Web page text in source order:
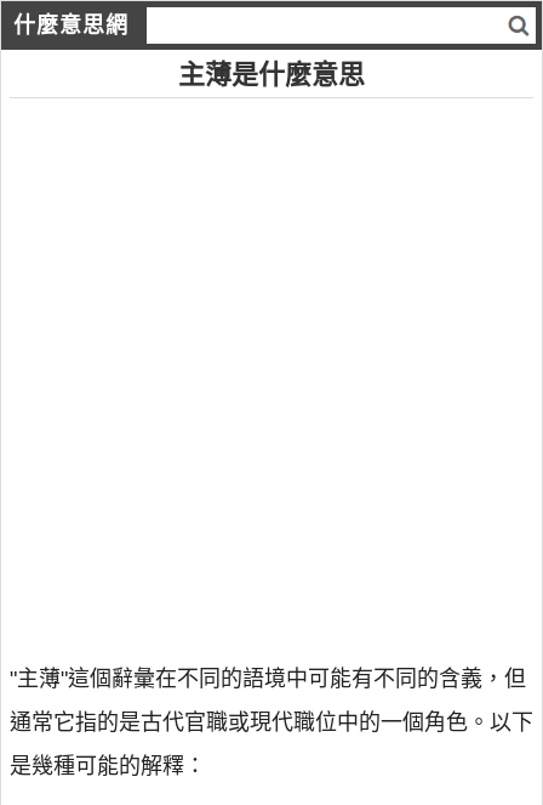
什麼意思網
主薄是什麼意思
"主薄"這個辭彙在不同的語境中可能有不同的含義，但
通常它指的是古代官職或現代職位中的一個角色。以下
是幾種可能的解釋：